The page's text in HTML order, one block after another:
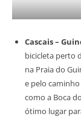
Cascais –
bicicleta perto
na Praia do
e pelo
como a Boca
ótimo lugar